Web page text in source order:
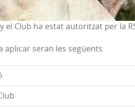
el Club ha estat autoritzat per la
aplicar seran les següents